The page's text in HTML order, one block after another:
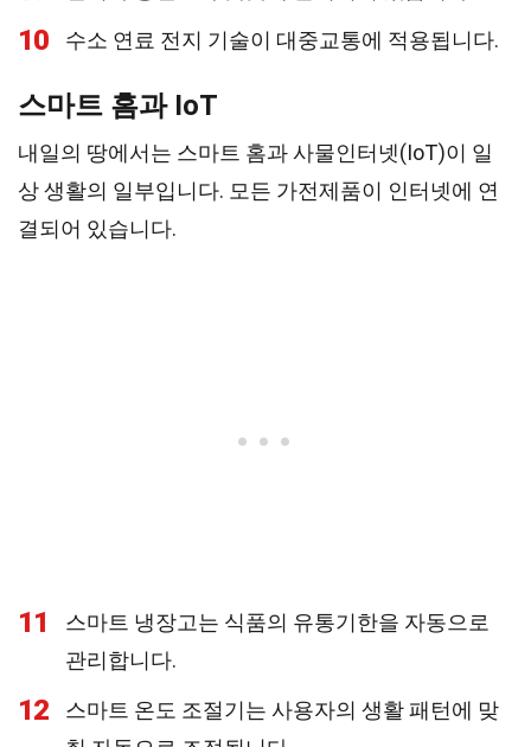
10 수소 연료 전지 기술이 대중교통에 적용됩니다.
스마트 홈과 IoT
내일의 땅에서는 스마트 홈과 사물인터넷(IoT)이 일
상 생활의 일부입니다. 모든 가전제품이 인터넷에 연
결되어 있습니다.
11
스마트 냉장고는 식품의 유통기한을 자동으로
관리합니다.
12
스마트 온도 조절기는 사용자의 생활 패턴에 맞